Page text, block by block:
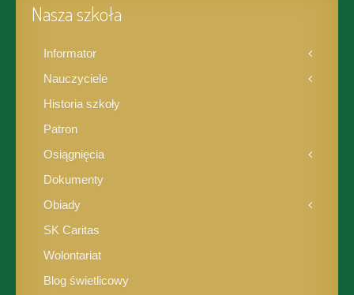
Nasza szkoła
Informator
Nauczyciele
Historia szkoły
Patron
Osiągnięcia
Dokumenty
Obiady
SK Caritas
Wolontariat
Blog świetlicowy